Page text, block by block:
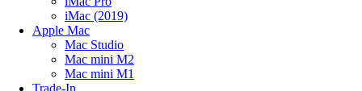
iMac (2019)
Apple Mac
Mac Studio
Mac mini M2
Mac mini M1
Trade-In